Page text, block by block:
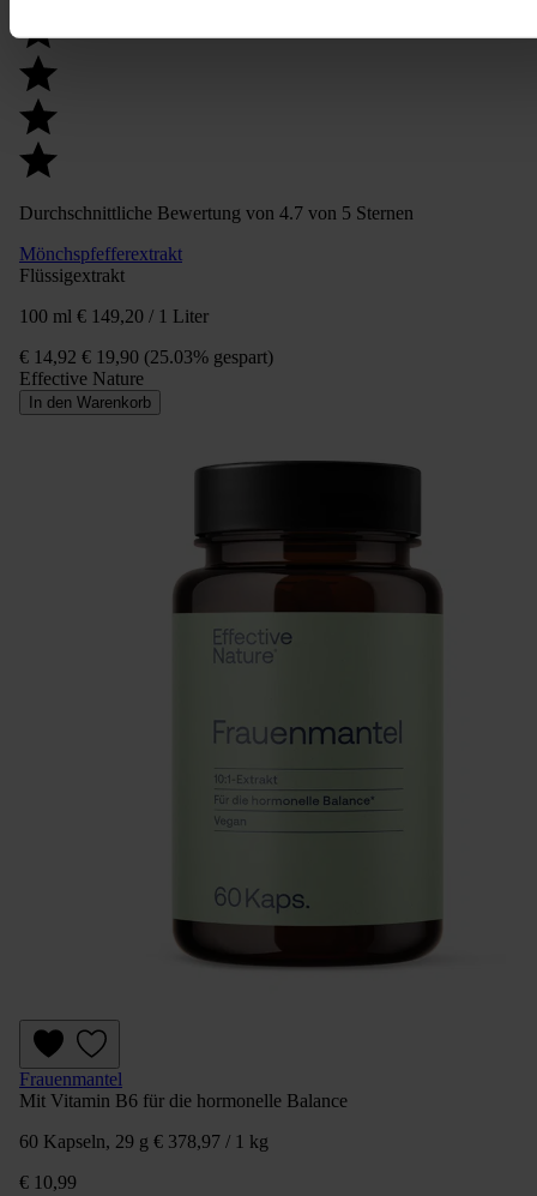
Durchschnittliche Bewertung von 4.7 von 5 Sternen
Mönchspfefferextrakt
Flüssigextrakt
100 ml € 149,20 / 1 Liter
€ 14,92 € 19,90 (25.03% gespart)
Effective Nature
In den Warenkorb
Frauenmantel
Mit Vitamin B6 für die hormonelle Balance
60 Kapseln, 29 g € 378,97 / 1 kg
€ 10,99